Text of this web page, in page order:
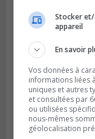
GREENFIELD PARK
Publié le 31 juillet
Des firmes
aux méga-
Le Moyne
Stocker
appareil
En savoir
Vos données à
informations liées
uniques et autres
et consultées par
ou utilisées
nous-mêmes
géolocalisation